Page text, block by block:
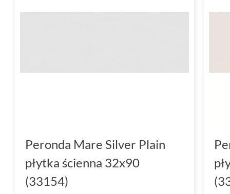
Peronda Mare Silver Plain
płytka ścienna 32x90
(33154)